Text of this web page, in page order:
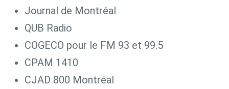
Journal de Montréal
QUB Radio
COGECO pour le FM 93 et 99.5
CPAM 1410
CJAD 800 Montréal